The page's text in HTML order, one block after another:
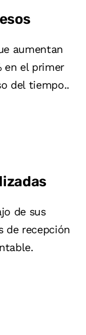
aumentan
en el primer
del tiempo..
de sus
de recepción